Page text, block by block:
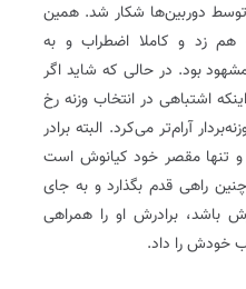
دوربین‌ها شکار شد. همین
هم زد و کاملا اضطراب و به
بود. در حالی که شاید اگر
اشتباهی در انتخاب وزنه رخ
آرام‌تر می‌کرد. البته برادر
تنها مقصر خود کیانوش است
راهی قدم بگذارد و به جای
باشد، برادرش او را همراهی
خودش را داد.